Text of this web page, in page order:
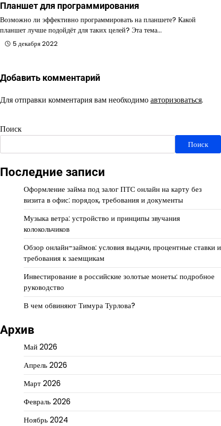
Планшет для программирования
Возможно ли эффективно программировать на планшете? Какой
планшет лучше подойдёт для таких целей? Эта тема…
5 декабря 2022
Добавить комментарий
Для отправки комментария вам необходимоавторизоваться.
Поиск
Поиск
Последние записи
Оформление займа под залог ПТС онлайн на карту без
визита в офис: порядок, требования и документы
Музыка ветра: устройство и принципы звучания
колокольчиков
Обзор онлайн-займов: условия выдачи, процентные ставки и
требования к заемщикам
Инвестирование в российские золотые монеты: подробное
руководство
В чем обвиняют Тимура Турлова?
Архив
Май 2026
Апрель 2026
Март 2026
Февраль 2026
Ноябрь 2024